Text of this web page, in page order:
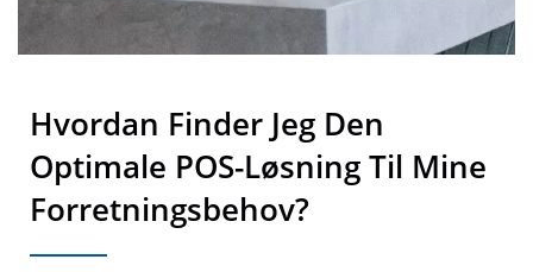
Hvordan Finder Jeg Den
Optimale POS-Løsning Til Mine
Forretningsbehov?